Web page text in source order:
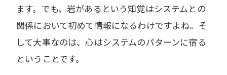
ます。でも、岩があるという知覚はシステムとの
関係において初めて情報になるわけですよね。そ
して大事なのは、心はシステムのパターンに宿る
ということです。